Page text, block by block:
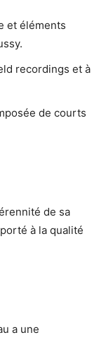
et éléments
recordings et à
de courts
de sa
à la qualité
a une